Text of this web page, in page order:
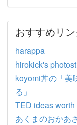
おすすめリン
harappa
hirokick's
koyomi丼の「美
る」
TED ideas
あくまのおかあ